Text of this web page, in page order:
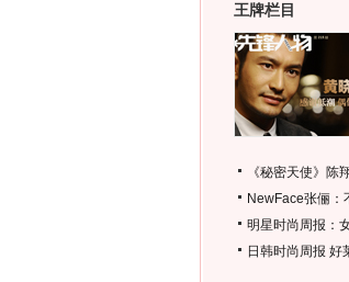
王牌栏目
《秘密天使》陈
NewFace张俪：
明星时尚周报：
日韩时尚周报 好